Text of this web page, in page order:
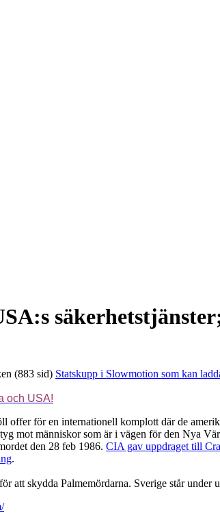
(883 sid) Statskupp i Slowmotion som kan
och USA!
offer för en internationell komplott där de
mot människor som är i vägen för den Nya
den 28 feb 1986. CIA gav uppdraget till
.
att skydda Palmemördarna. Sverige står under